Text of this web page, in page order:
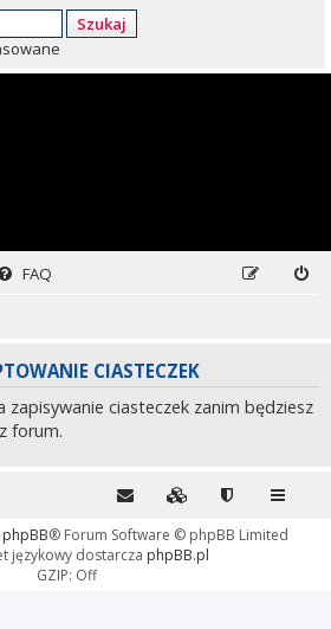
Szukaj
FAQ
CIASTECZEK
zapisywanie ciasteczek zanim będziesz
forum.
phpBB® Forum Software © phpBB Limited
językowy dostarcza phpBB.pl
GZIP: Off